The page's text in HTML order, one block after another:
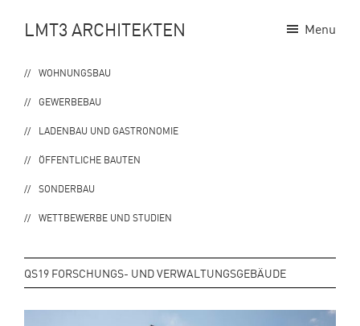
Hauptnavigation
InhaltLMT3 ARCHITEKTEN Menu
WOHNUNGSBAU
GEWERBEBAU
LADENBAU UND GASTRONOMIE
ÖFFENTLICHE BAUTEN
SONDERBAU
WETTBEWERBE UND STUDIEN
QS19 FORSCHUNGS- UND VERWALTUNGSGEBÄUDE